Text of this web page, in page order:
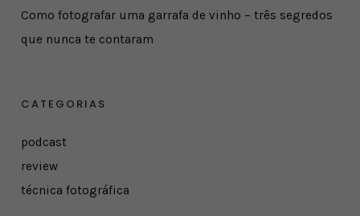
Como fotografar uma garrafa de vinho – três segredos
que nunca te contaram
CATEGORIAS
podcast
review
técnica fotográfica